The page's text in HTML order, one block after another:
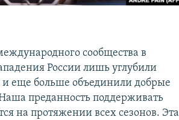
сообщества в
России лишь углубили
еще больше объединили добрые
преданность поддерживать
на протяжении всех сезонов. Эта